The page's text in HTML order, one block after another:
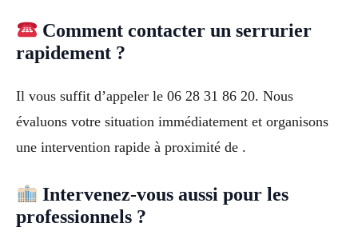
Comment contacter un serrurier
rapidement ?
Il vous suffit d’appeler le 06 28 31 86 20. Nous
évaluons votre situation immédiatement et organisons
une intervention rapide à proximité de .
Intervenez-vous aussi pour les
professionnels ?